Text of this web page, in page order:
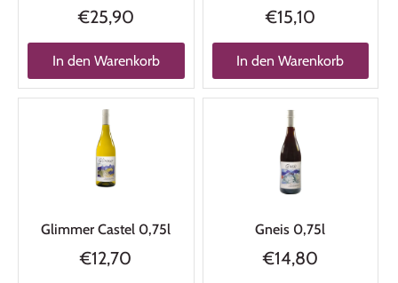
€25,90
In den Warenkorb
€15,10
In den Warenkorb
Glimmer Castel 0,75l
€12,70
Gneis 0,75l
€14,80